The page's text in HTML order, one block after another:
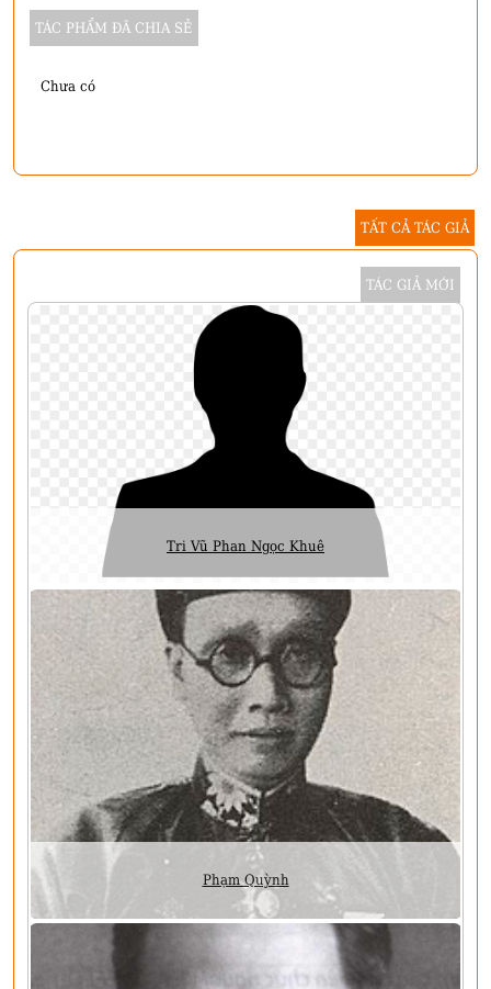
TÁC PHẨM ĐÃ CHIA SẺ
Chưa có
TẤT CẢ TÁC GIẢ
TÁC GIẢ MỚI
Tri Vũ Phan Ngọc Khuê
Phạm Quỳnh